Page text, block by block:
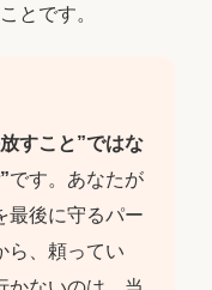
とです。
すこと”ではな
です。あなたが
最後に守るパー
ら、頼ってい